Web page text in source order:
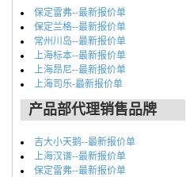
保定雷弗--最新报价单
保定兰格--最新报价单
常州川岛--最新报价单
上海标本--最新报价单
上海昂尼--最新报价单
上海司乐-最新报价单
产品部代理销售品牌
吉大小天鹅--最新报价单
上海汉谱--最新报价单
保定雷弗--最新报价单